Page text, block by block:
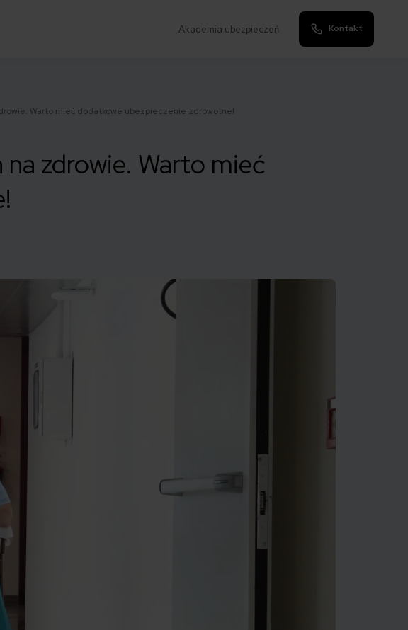
Akademia ubezpieczeń Kontakt
Warto mieć dodatkowe ubezpieczenie zdrowotne!
zdrowie. Warto mieć